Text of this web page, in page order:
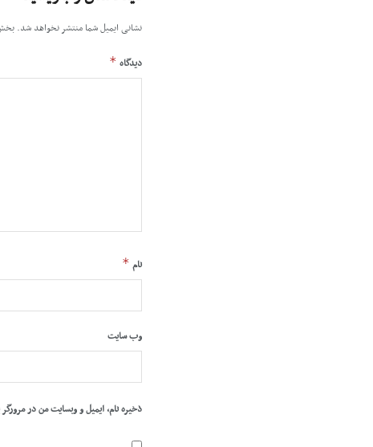
نشانی ایمیل شما منتشر نخواهد شد.
دیدگاه *
نام *
وب‌ سایت
ذخیره نام، ایمیل و وبسایت من در